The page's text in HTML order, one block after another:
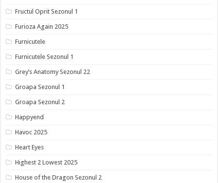
Fructul Oprit Sezonul 1
Furioza Again 2025
Furnicutele
Furnicutele Sezonul 1
Grey’s Anatomy Sezonul 22
Groapa Sezonul 1
Groapa Sezonul 2
Happyend
Havoc 2025
Heart Eyes
Highest 2 Lowest 2025
House of the Dragon Sezonul 2